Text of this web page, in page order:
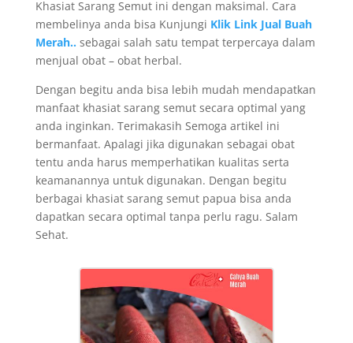
Khasiat Sarang Semut ini dengan maksimal. Cara
membelinya anda bisa Kunjungi Klik Link Jual Buah
Merah.. sebagai salah satu tempat terpercaya dalam
menjual obat – obat herbal.
Dengan begitu anda bisa lebih mudah mendapatkan
manfaat khasiat sarang semut secara optimal yang
anda inginkan. Terimakasih Semoga artikel ini
bermanfaat. Apalagi jika digunakan sebagai obat
tentu anda harus memperhatikan kualitas serta
keamanannya untuk digunakan. Dengan begitu
berbagai khasiat sarang semut papua bisa anda
dapatkan secara optimal tanpa perlu ragu. Salam
Sehat.